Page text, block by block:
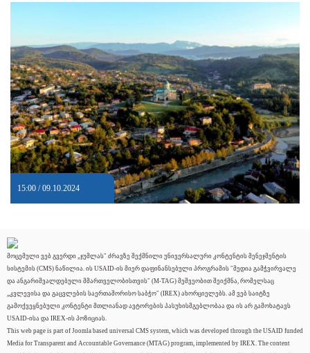
15:00 / 09.10.2024
მოცემული ვებ გვერდი „ჯუმლას" ძრავზე შექმნილი უნივერსალური კონტენტის მენეჯმენტის
სისტემის (CMS) ნაწილია. ის USAID-ის მიერ დაფინანსებული პროგრამის "მედია გამჭვირვალე
და ანგარიშვალდებული მმართველობისთვის" (M-TAG) მეშვეობით შეიქმნა, რომელსაც
„კვლევისა და გაცვლების საერთაშორისო საბჭო" (IREX) ახორციელებს. ამ ვებ საიტზე
გამოქვეყნებული კონტენტი მთლიანად ავტორების პასუხისმგებლობაა და ის არ გამოხატავს
USAID-ისა და IREX-ის პოზიციას.
This web page is part of Joomla based universal CMS system, which was developed through the USAID funded
Media for Transparent and Accountable Governance (MTAG) program, implemented by IREX. The content